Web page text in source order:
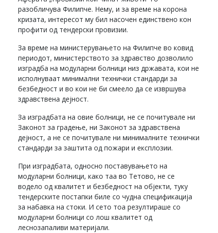
разобличува Филипче. Нему, и за време на корона
кризата, интересот му бил насочен единствено кон
профити од тендерски провизии.
За време на министерувањето на Филипче во ковид
периодот, министерството за здравство дозволило
изградба на модуларни болници низ државата, кои не
исполнуваат минимални технички стандарди за
безбедност и во кои не би смеело да се извршува
здравствена дејност.
За изградбата на овие болници, не се почитувале ни
Законот за градење, ни Законот за здравствена
дејност, а не се почитувале ни минималните технички
стандарди за заштита од пожари и експлозии.
При изградбата, односно поставувањето на
модуларни болници, како таа во Тетово, не се
водело од квалитет и безбедност на објекти, туку
тендерските постапки биле со чудна спецификација
за набавка на стоки. И сето тоа резултираше со
модуларни болници со лош квалитет од
леснозапаливи материјали.